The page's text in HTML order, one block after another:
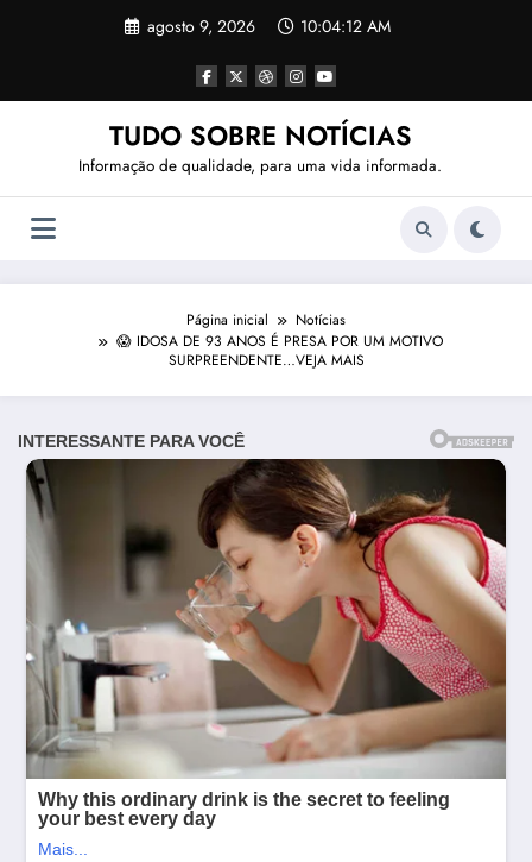
agosto 9, 2026 10:04:15 AM
TUDO SOBRE NOTÍCIAS
Informação de qualidade, para uma vida informada.
Página inicial
Notícias
😱 IDOSA DE 93 ANOS É PRESA POR UM MOTIVO
SURPREENDENTE…VEJA MAIS